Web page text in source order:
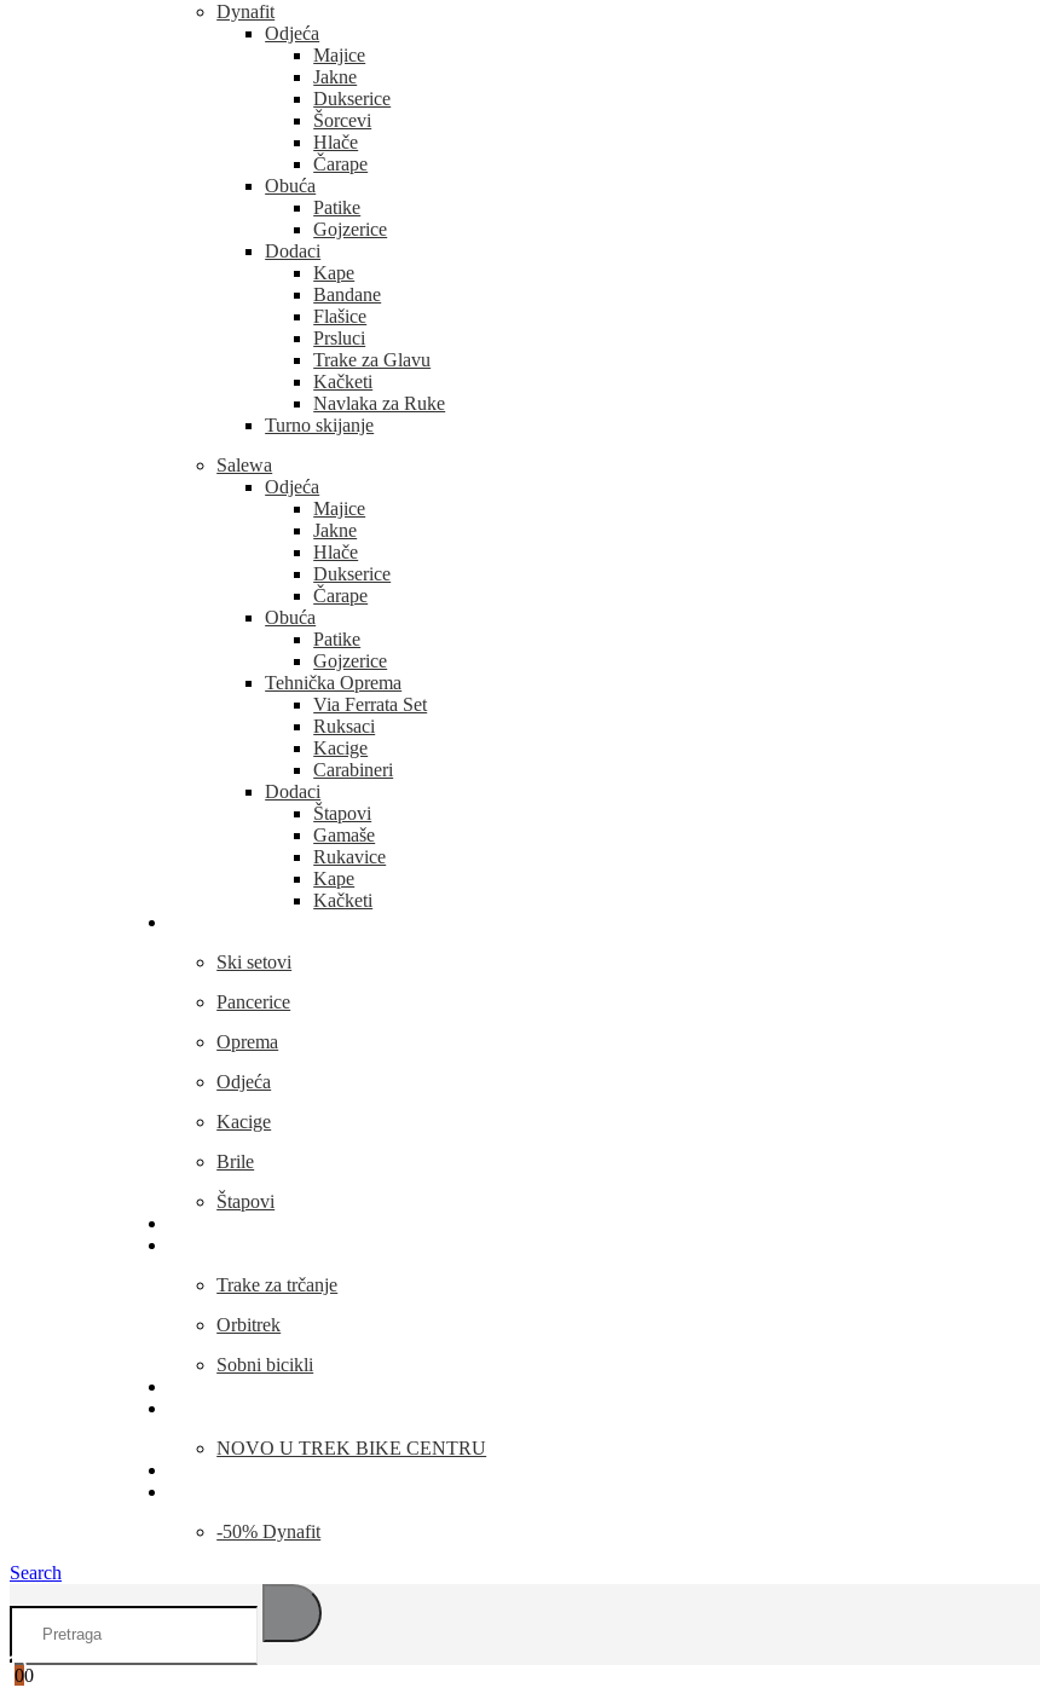
Dynafit
Odjeća
Majice
Jakne
Dukserice
Šorcevi
Hlače
Čarape
Obuća
Patike
Gojzerice
Dodaci
Kape
Bandane
Flašice
Prsluci
Trake za Glavu
Kačketi
Navlaka za Ruke
Turno skijanje
Salewa
Odjeća
Majice
Jakne
Hlače
Dukserice
Čarape
Obuća
Patike
Gojzerice
Tehnička Oprema
Via Ferrata Set
Ruksaci
Kacige
Carabineri
Dodaci
Štapovi
Gamaše
Rukavice
Kape
Kačketi
Ski setovi
Pancerice
Oprema
Odjeća
Kacige
Brile
Štapovi
Trake za trčanje
Orbitrek
Sobni bicikli
NOVO U TREK BIKE CENTRU
-50% Dynafit
Search
00